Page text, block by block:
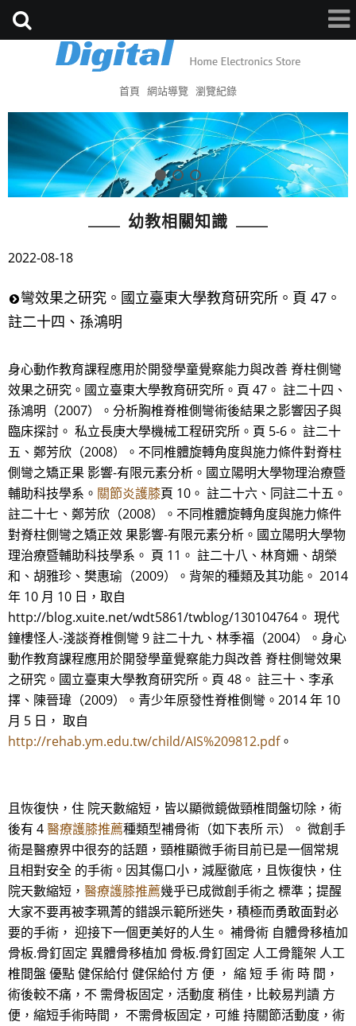
首頁 網站導覽 瀏覽紀錄
幼教相關知識
2022-08-18
彎效果之研究。國立臺東大學教育研究所。頁 47。
註二十四、孫鴻明
身心動作教育課程應用於開發學童覺察能力與改善 脊柱側彎
效果之研究。國立臺東大學教育研究所。頁 47。 註二十四、
孫鴻明（2007）。分析胸椎脊椎側彎術後結果之影響因子與
臨床探討。 私立長庚大學機械工程研究所。頁 5-6。 註二十
五、鄭芳欣（2008）。不同椎體旋轉角度與施力條件對脊柱
側彎之矯正果 影響-有限元素分析。國立陽明大學物理治療暨
輔助科技學系。 關節炎護膝頁 10。 註二十六、同註二十五。
註二十七、鄭芳欣（2008）。不同椎體旋轉角度與施力條件
對脊柱側彎之矯正效 果影響-有限元素分析。國立陽明大學物
理治療暨輔助科技學系。 頁 11。 註二十八、林育姍、胡榮
和、胡雅珍、樊惠瑜（2009）。背架的種類及其功能。 2014
年 10 月 10 日，取自
http://blog.xuite.net/wdt5861/twblog/130104764。 現代
鐘樓怪人-淺談脊椎側彎 9 註二十九、林季福（2004）。身心
動作教育課程應用於開發學童覺察能力與改善 脊柱側彎效果
之研究。國立臺東大學教育研究所。頁 48。 註三十、李承
擇、陳晉瑋（2009）。青少年原發性脊椎側彎。2014 年 10
月 5 日， 取自
http://rehab.ym.edu.tw/child/AIS%209812.pdf。
且恢復快，住 院天數縮短，皆以顯微鏡做頸椎間盤切除，術
後有 4醫療護膝推薦種類型補骨術（如下表所 示）。 微創手
術是醫療界中很夯的話題，頸椎顯微手術目前已是一個常規
且相對安全 的手術。因其傷口小，減壓徹底，且恢復快，住
院天數縮短， 醫療護膝推薦幾乎已成微創手術之 標準；提醒
大家不要再被李珮菁的錯誤示範所迷失，積極而勇敢面對必
要的手術， 迎接下一個更美好的人生。 補骨術 自體骨移植加
骨板.骨釘固定 異體骨移植加 骨板.骨釘固定 人工骨籠架 人工
椎間盤 優點 健保給付 健保給付 方 便 ， 縮 短 手 術 時 間，
術後較不痛，不 需骨板固定，活動度 稍佳，比較易判讀 方
便，縮短手術時間， 不需骨板固定，可維 持關節活動度，術